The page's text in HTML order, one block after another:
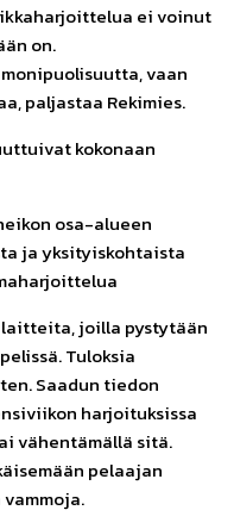
ei voinut
on.
vaan
paljastaa Rekimies.
kokonaan
osa-alueen
ja yksityiskohtaista
joilla pystytään
Tuloksia
Saadun tiedon
harjoituksissa
vähentämällä sitä.
pelaajan